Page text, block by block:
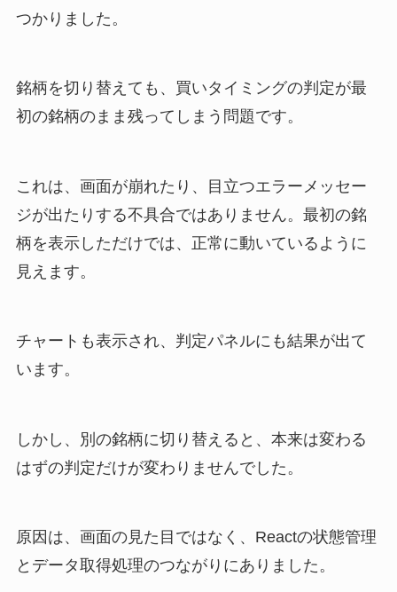
つかりました。
銘柄を切り替えても、買いタイミングの判定が最
初の銘柄のまま残ってしまう問題です。
これは、画面が崩れたり、目立つエラーメッセー
ジが出たりする不具合ではありません。最初の銘
柄を表示しただけでは、正常に動いているように
見えます。
チャートも表示され、判定パネルにも結果が出て
います。
しかし、別の銘柄に切り替えると、本来は変わる
はずの判定だけが変わりませんでした。
原因は、画面の見た目ではなく、Reactの状態管理
とデータ取得処理のつながりにありました。